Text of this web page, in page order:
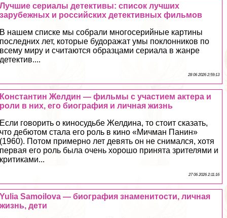
Лучшие сериалы детективы: список лучших
зарубежных и российских детективных фильмов
В нашем списке мы собрали многосерийные картины
последних лет, которые будоражат умы поклонников по
всему миру и считаются образцами сериала в жанре
детектив....
28 06 2026 2:59:13
Константин Желдин — фильмы с участием актера и
роли в них, его биография и личная жизнь
Если говорить о киносудьбе Желдина, то стоит сказать,
что дебютом стала его роль в кино «Мичман Панин»
(1960). Потом примерно лет девять он не снимался, хотя
первая его роль была очень хорошо принята зрителями и
критиками...
27 06 2026 2:11:16
Yulia Samoilova — биография знаменитости, личная
жизнь, дети